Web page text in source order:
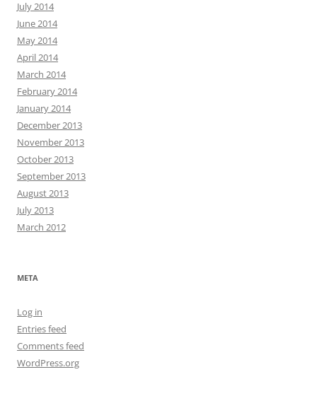
July 2014
June 2014
May 2014
April 2014
March 2014
February 2014
January 2014
December 2013
November 2013
October 2013
September 2013
August 2013
July 2013
March 2012
META
Log in
Entries feed
Comments feed
WordPress.org